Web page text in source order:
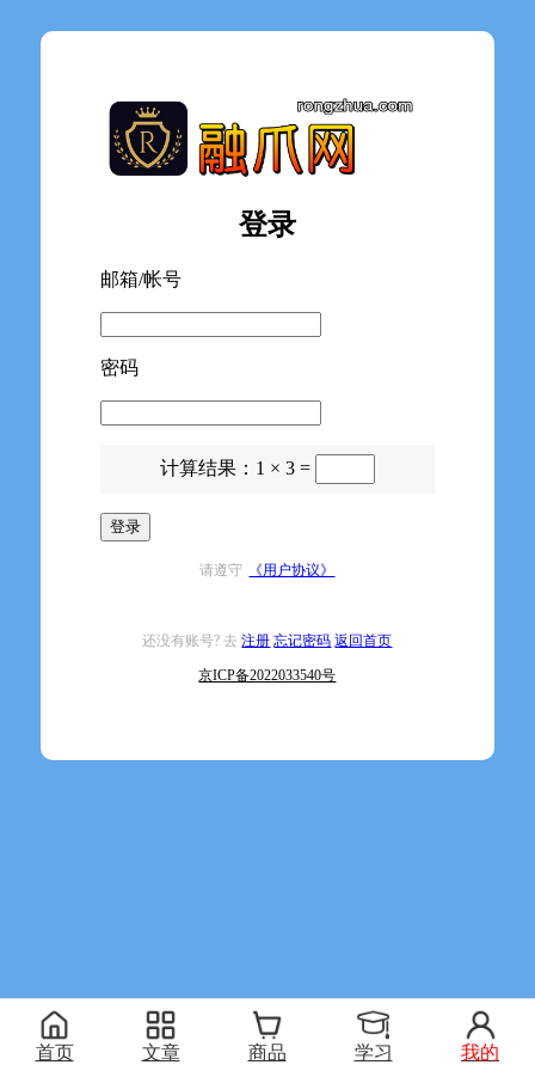
登录
邮箱/帐号
密码
计算结果：1 × 3 =
登录
请遵守 《用户协议》
还没有账号? 去注册 忘记密码 返回首页
京ICP备2022033540号
首页 文章 商品 学习 我的